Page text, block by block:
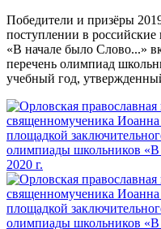
Победители и призёры
поступлении в
«В начале было Слово...»
перечень олимпиад
учебный год,